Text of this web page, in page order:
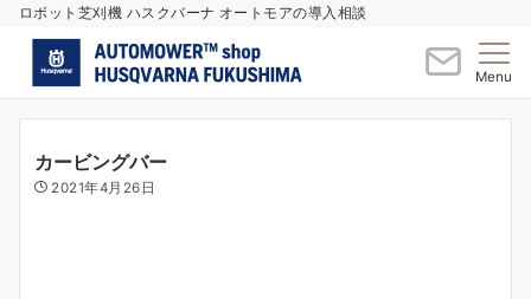
ロボット芝刈機 ハスクバーナ オートモアの導入相談
Menu
カービングバー
2021年4月26日